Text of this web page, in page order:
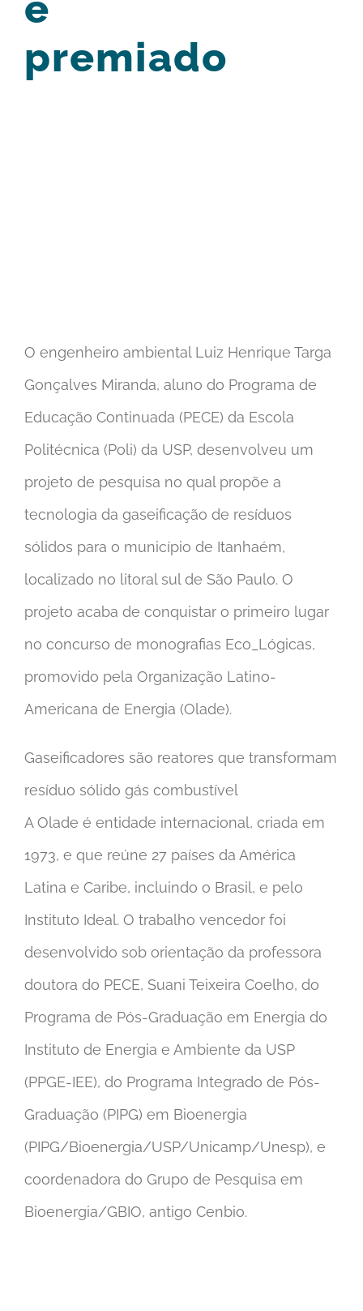
premiado
O engenheiro ambiental Luiz Henrique Targa
Gonçalves Miranda, aluno do Programa de
Educação Continuada (PECE) da Escola
Politécnica (Poli) da USP, desenvolveu um
projeto de pesquisa no qual propõe a
tecnologia da gaseificação de resíduos
sólidos para o município de Itanhaém,
localizado no litoral sul de São Paulo. O
projeto acaba de conquistar o primeiro lugar
no concurso de monografias Eco_Lógicas,
promovido pela Organização Latino-
Americana de Energia (Olade).
Gaseificadores são reatores que transformam
resíduo sólido gás combustível
A Olade é entidade internacional, criada em
1973, e que reúne 27 países da América
Latina e Caribe, incluindo o Brasil, e pelo
Instituto Ideal. O trabalho vencedor foi
desenvolvido sob orientação da professora
doutora do PECE, Suani Teixeira Coelho, do
Programa de Pós-Graduação em Energia do
Instituto de Energia e Ambiente da USP
(PPGE-IEE), do Programa Integrado de Pós-
Graduação (PIPG) em Bioenergia
(PIPG/Bioenergia/USP/Unicamp/Unesp), e
coordenadora do Grupo de Pesquisa em
Bioenergia/GBIO, antigo Cenbio.